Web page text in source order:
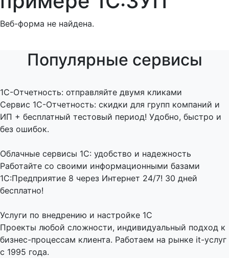
Веб-форма не найдена.
Популярные сервисы
1C-Отчетность: отправляйте двумя кликами
Сервис 1С-Отчетность: скидки для групп компаний и
ИП + бесплатный тестовый период! Удобно, быстро и
без ошибок.
Облачные сервисы 1С: удобство и надежность
Работайте со своими информационными базами
1С:Предприятие 8 через Интернет 24/7! 30 дней
бесплатно!
Услуги по внедрению и настройке 1С
Проекты любой сложности, индивидуальный подход к
бизнес-процессам клиента. Работаем на рынке it-услуг
с 1995 года.